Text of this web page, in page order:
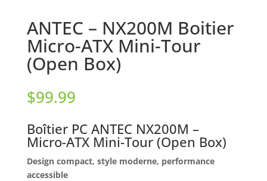
ANTEC – NX200M Boitier
Micro-ATX Mini-Tour
(Open Box)
$99.99
Boîtier PC ANTEC NX200M –
Micro-ATX Mini-Tour (Open Box)
Design compact, style moderne, performance
accessible